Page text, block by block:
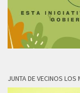
JUNTA DE VECINOS LOS